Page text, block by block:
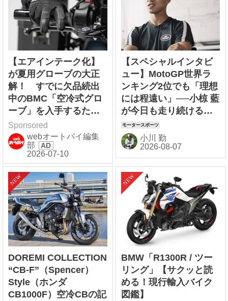
【エアインテーク化】
が夏用グローブの大正
解！ すでに欠品続出
中のBMC「空冷式グロ
ーブ」を入手するため
に2りんかんへ急げ！
Sponsored
webオートバイ編集
部
【スペシャルインタビ
ュー】MotoGP世界ラ
ンキング2位でも「理想
には程遠い」──小椋 藍
が今日も走り続ける理
由
小川 勤
DOREMI COLLECTION
“CB-F”（Spencer）
Style（ホンダ
CB1000F）空冷CBの記
BMW「R1300R / ツー
リング」【サクッと読
める！現行輸入バイク
図鑑】